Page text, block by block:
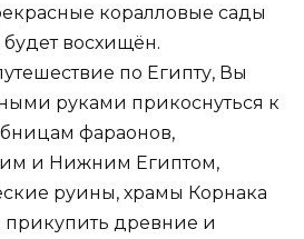
коралловые сады
восхищён.
по Египту, Вы
руками прикоснуться к
фараонов,
и Нижним Египтом,
руины, храмы Корнака
прикупить древние и